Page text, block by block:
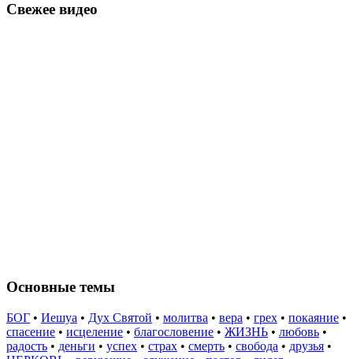
Свежее видео
Основные темы
БОГ • Иешуа • Дух Святой • молитва • вера • грех • покаяние •
спасение • исцеление • благословение • ЖИЗНЬ • любовь •
радость • деньги • успех • страх • смерть • свобода • друзья •